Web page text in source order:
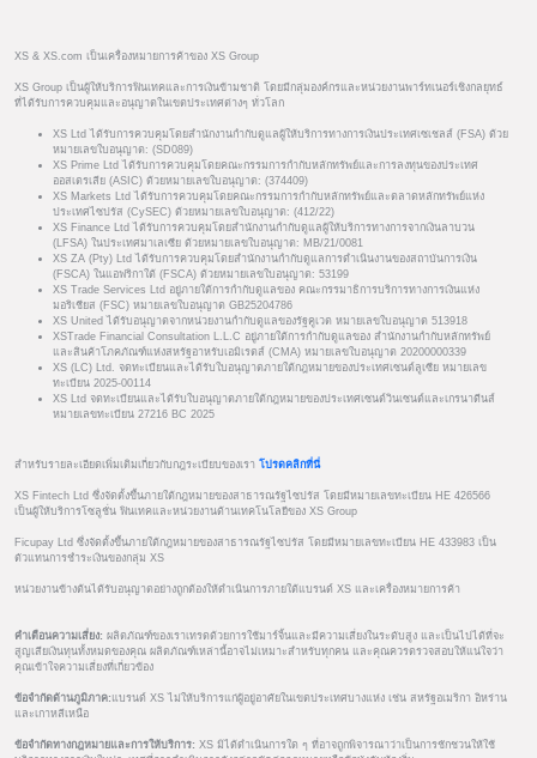
XS & XS.com เป็นเครื่องหมายการค้าของ XS Group
XS Group เป็นผู้ให้บริการฟินเทคและการเงินข้ามชาติ โดยมีกลุ่มองค์กรและหน่วยงานพาร์ทเนอร์เชิงกลยุทธ์
ที่ได้รับการควบคุมและอนุญาตในเขตประเทศต่างๆ ทั่วโลก
XS Ltd ได้รับการควบคุมโดยสำนักงานกำกับดูแลผู้ให้บริการทางการเงินประเทศเซเชลส์ (FSA) ด้วย
หมายเลขใบอนุญาต: (SD089)
XS Prime Ltd ได้รับการควบคุมโดยคณะกรรมการกำกับหลักทรัพย์และการลงทุนของประเทศ
ออสเตรเลีย (ASIC) ด้วยหมายเลขใบอนุญาต: (374409)
XS Markets Ltd ได้รับการควบคุมโดยคณะกรรมการกำกับหลักทรัพย์และตลาดหลักทรัพย์แห่ง
ประเทศไซปรัส (CySEC) ด้วยหมายเลขใบอนุญาต: (412/22)
XS Finance Ltd ได้รับการควบคุมโดยสำนักงานกำกับดูแลผู้ให้บริการทางการจากเงินลาบวน
(LFSA) ในประเทศมาเลเซีย ด้วยหมายเลขใบอนุญาต: MB/21/0081
XS ZA (Pty) Ltd ได้รับการควบคุมโดยสำนักงานกำกับดูแลการดำเนินงานของสถาบันการเงิน
(FSCA) ในแอฟริกาใต้ (FSCA) ด้วยหมายเลขใบอนุญาต: 53199
XS Trade Services Ltd อยู่ภายใต้การกำกับดูแลของ คณะกรรมาธิการบริการทางการเงินแห่ง
มอริเชียส (FSC) หมายเลขใบอนุญาต GB25204786
XS United ได้รับอนุญาตจากหน่วยงานกำกับดูแลของรัฐคูเวต หมายเลขใบอนุญาต 513918
XSTrade Financial Consultation L.L.C อยู่ภายใต้การกำกับดูแลของ สำนักงานกำกับหลักทรัพย์
และสินค้าโภคภัณฑ์แห่งสหรัฐอาหรับเอมิเรตส์ (CMA) หมายเลขใบอนุญาต 20200000339
XS (LC) Ltd. จดทะเบียนและได้รับใบอนุญาตภายใต้กฎหมายของประเทศเซนต์ลูเซีย หมายเลข
ทะเบียน 2025-00114
XS Ltd จดทะเบียนและได้รับใบอนุญาตภายใต้กฎหมายของประเทศเซนต์วินเซนต์และเกรนาดีนส์
หมายเลขทะเบียน 27216 BC 2025
สำหรับรายละเอียดเพิ่มเติมเกี่ยวกับกฎระเบียบของเรา โปรดคลิกที่นี่
XS Fintech Ltd ซึ่งจัดตั้งขึ้นภายใต้กฎหมายของสาธารณรัฐไซปรัส โดยมีหมายเลขทะเบียน HE 426566
เป็นผู้ให้บริการโซลูชั่น ฟินเทคและหน่วยงานด้านเทคโนโลยีของ XS Group
Ficupay Ltd ซึ่งจัดตั้งขึ้นภายใต้กฎหมายของสาธารณรัฐไซปรัส โดยมีหมายเลขทะเบียน HE 433983 เป็น
ตัวแทนการชำระเงินของกลุ่ม XS
หน่วยงานข้างต้นได้รับอนุญาตอย่างถูกต้องให้ดำเนินการภายใต้แบรนด์ XS และเครื่องหมายการค้า
คำเตือนความเสี่ยง: ผลิตภัณฑ์ของเราเทรดด้วยการใช้มาร์จิ้นและมีความเสี่ยงในระดับสูง และเป็นไปได้ที่จะ
สูญเสียเงินทุนทั้งหมดของคุณ ผลิตภัณฑ์เหล่านี้อาจไม่เหมาะสำหรับทุกคน และคุณควรตรวจสอบให้แน่ใจว่า
คุณเข้าใจความเสี่ยงที่เกี่ยวข้อง
ข้อจำกัดด้านภูมิภาค: แบรนด์ XS ไม่ให้บริการแก่ผู้อยู่อาศัยในเขตประเทศบางแห่ง เช่น สหรัฐอเมริกา อิหร่าน
และเกาหลีเหนือ
ข้อจำกัดทางกฎหมายและการให้บริการ: XS มิได้ดำเนินการใด ๆ ที่อาจถูกพิจารณาว่าเป็นการชักชวนให้ใช้